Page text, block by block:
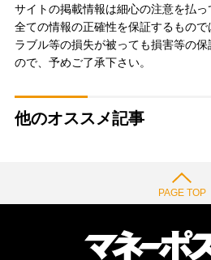
サイトの掲載情報は細心の注意を払
全ての情報の正確性を保証するもの
ラブル等の損失が被っても損害等の
ので、予めご了承下さい。
他のオススメ記事
PAGE TOP